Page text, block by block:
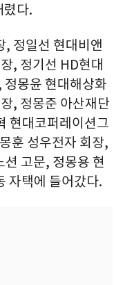
렸다.
, 정일선 현대비앤
, 정기선 HD현대
몽윤 현대해상화
, 정몽준 아산재단
현대코퍼레이션그
훈 성우전자 회장,
고문, 정몽용 현
자택에 들어갔다.